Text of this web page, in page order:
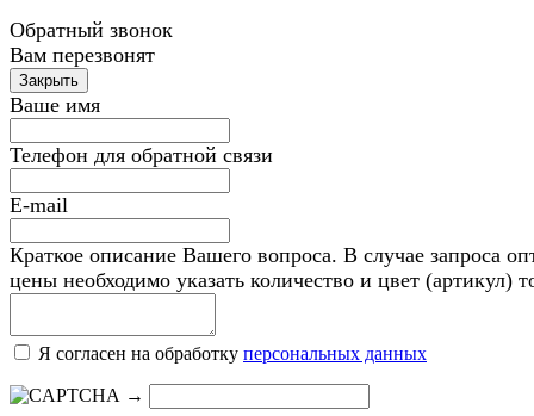
Обратный звонок
Вам перезвонят
Ваше имя
Телефон для обратной связи
E-mail
Краткое описание Вашего вопроса. В случае запроса
цены необходимо указать количество и цвет (артикул)
Я согласен на обработку персональных данных
→